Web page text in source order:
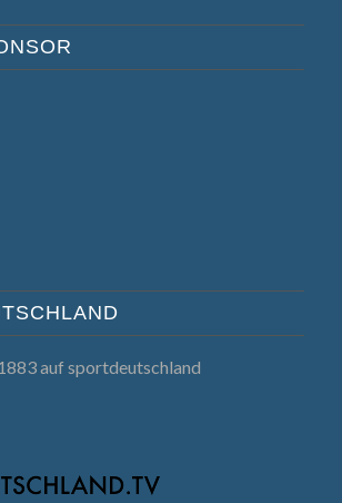
auf sportdeutschland